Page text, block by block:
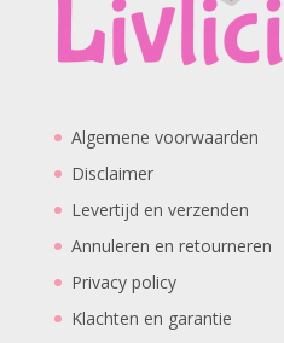
Algemene voorwaarden
Disclaimer
Levertijd en verzenden
Annuleren en retourneren
Privacy policy
Klachten en garantie